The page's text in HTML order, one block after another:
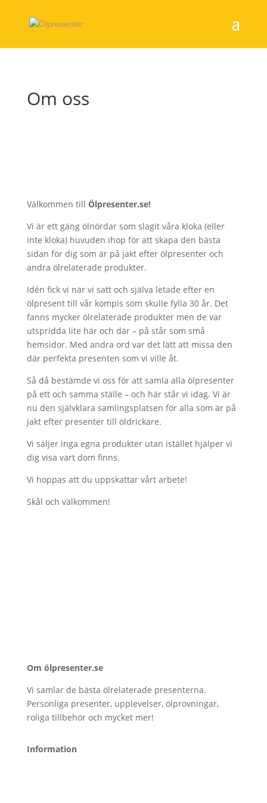
Om oss
Välkommen till Ölpresenter.se!
Vi är ett gäng ölnördar som slagit våra kloka (eller
inte kloka) huvuden ihop för att skapa den bästa
sidan för dig som är på jakt efter ölpresenter och
andra ölrelaterade produkter.
Idén fick vi när vi satt och själva letade efter en
ölpresent till vår kompis som skulle fylla 30 år. Det
fanns mycker ölrelaterade produkter men de var
utspridda lite här och där – på står som små
hemsidor. Med andra ord var det lätt att missa den
där perfekta presenten som vi ville åt.
Så då bestämde vi oss för att samla alla ölpresenter
på ett och samma ställe – och här står vi idag. Vi är
nu den självklara samlingsplatsen för alla som är på
jakt efter presenter till öldrickare.
Vi säljer inga egna produkter utan istället hjälper vi
dig visa vart dom finns.
Vi hoppas att du uppskattar vårt arbete!
Skål och välkommen!
Om ölpresenter.se
Vi samlar de bästa ölrelaterade presenterna.
Personliga presenter, upplevelser, ölprovningar,
roliga tillbehör och mycket mer!
Information